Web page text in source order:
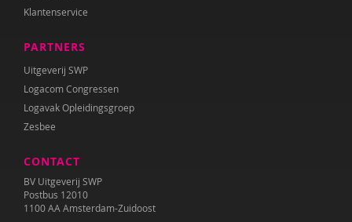
Klantenservice
PARTNERS
Uitgeverij SWP
Logacom Congressen
Logavak Opleidingsgroep
Zesbee
CONTACT
BV Uitgeverij SWP
Postbus 12010
1100 AA Amsterdam-Zuidoost